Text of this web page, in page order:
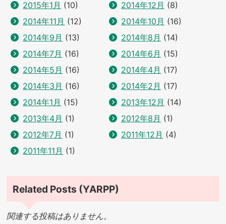
2015年1月 (10) 2014年12月 (8)
2014年11月 (12) 2014年10月 (16)
2014年9月 (13) 2014年8月 (14)
2014年7月 (16) 2014年6月 (15)
2014年5月 (16) 2014年4月 (17)
2014年3月 (16) 2014年2月 (17)
2014年1月 (15) 2013年12月 (14)
2013年4月 (1) 2012年8月 (1)
2012年7月 (1) 2011年12月 (4)
2011年11月 (1)
Related Posts (YARPP)
関連する投稿はありません。